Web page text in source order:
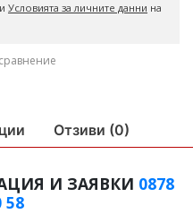
и Условията за личните данни на
Отзиви (0)
И ЗАЯВКИ 0878
58